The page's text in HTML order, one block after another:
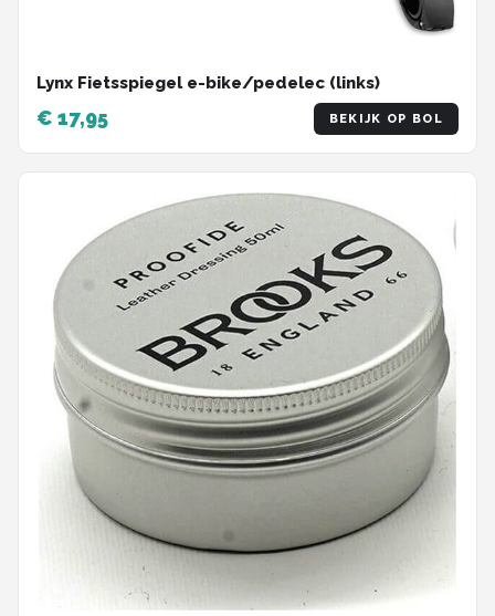
Lynx Fietsspiegel e-bike/pedelec (links)
€ 17,95 BEKIJK OP BOL